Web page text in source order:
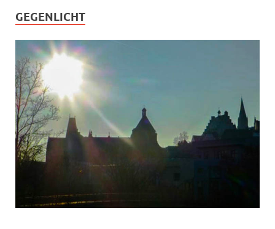
GEGENLICHT